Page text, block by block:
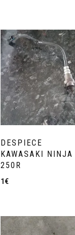
DESPIECE
KAWASAKI NINJA
250R
1€